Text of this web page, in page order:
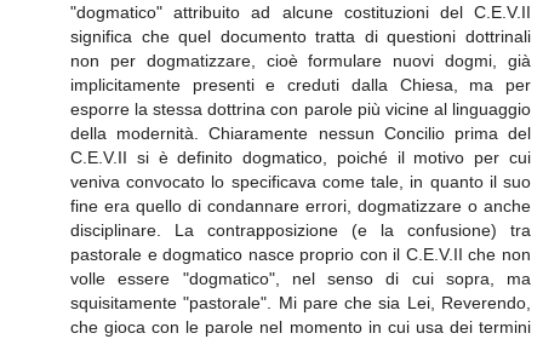
"dogmatico" attribuito ad alcune costituzioni del C.E.V.II
significa che quel documento tratta di questioni dottrinali
non per dogmatizzare, cioè formulare nuovi dogmi, già
implicitamente presenti e creduti dalla Chiesa, ma per
esporre la stessa dottrina con parole più vicine al linguaggio
della modernità. Chiaramente nessun Concilio prima del
C.E.V.II si è definito dogmatico, poiché il motivo per cui
veniva convocato lo specificava come tale, in quanto il suo
fine era quello di condannare errori, dogmatizzare o anche
disciplinare. La contrapposizione (e la confusione) tra
pastorale e dogmatico nasce proprio con il C.E.V.II che non
volle essere "dogmatico", nel senso di cui sopra, ma
squisitamente "pastorale". Mi pare che sia Lei, Reverendo,
che gioca con le parole nel momento in cui usa dei termini